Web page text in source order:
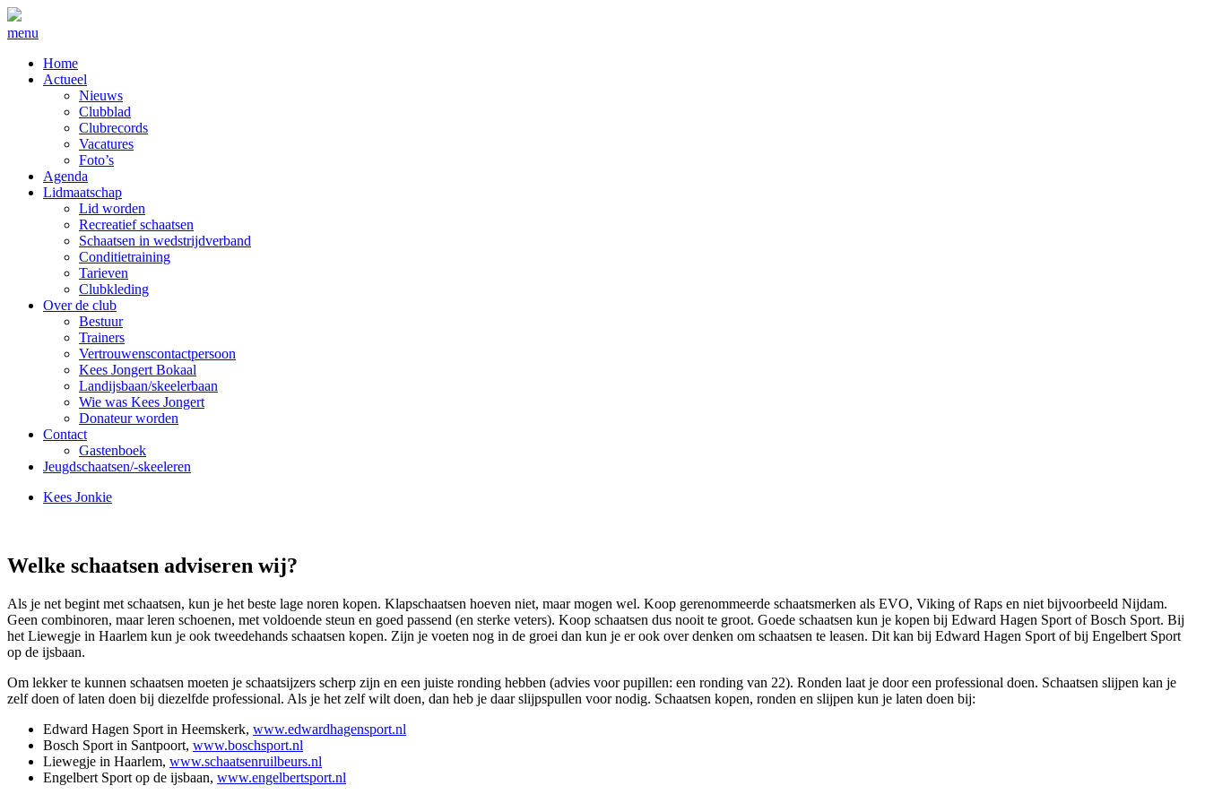
menu
Home
Actueel
Nieuws
Clubblad
Clubrecords
Vacatures
Foto’s
Agenda
Lidmaatschap
Lid worden
Recreatief schaatsen
Schaatsen in wedstrijdverband
Conditietraining
Tarieven
Clubkleding
Over de club
Bestuur
Trainers
Vertrouwenscontactpersoon
Kees Jongert Bokaal
Landijsbaan/skeelerbaan
Wie was Kees Jongert
Donateur worden
Contact
Gastenboek
Jeugdschaatsen/-skeeleren
Kees Jonkie
Welke schaatsen adviseren wij?
Als je net begint met schaatsen, kun je het beste lage noren kopen. Klapschaatsen hoeven niet, maar mogen wel. Koop gerenommeerde schaatsmerken als EVO, Viking of Raps en niet bijvoorbeeld Nijdam.
Geen combinoren, maar leren schoenen, met voldoende steun en goed passend (en sterke veters). Koop schaatsen dus nooit te groot. Goede schaatsen kun je kopen bij Edward Hagen Sport of Bosch Sport. Bij
het Liewegje in Haarlem kun je ook tweedehands schaatsen kopen. Zijn je voeten nog in de groei dan kun je er ook over denken om schaatsen te leasen. Dit kan bij Edward Hagen Sport of bij Engelbert Sport
op de ijsbaan.
Om lekker te kunnen schaatsen moeten je schaatsijzers scherp zijn en een juiste ronding hebben (advies voor pupillen: een ronding van 22). Ronden laat je door een professional doen. Schaatsen slijpen kan je
zelf doen of laten doen bij diezelfde professional. Als je het zelf wilt doen, dan heb je daar slijpspullen voor nodig. Schaatsen kopen, ronden en slijpen kun je laten doen bij:
Edward Hagen Sport in Heemskerk, www.edwardhagensport.nl
Bosch Sport in Santpoort, www.boschsport.nl
Liewegje in Haarlem, www.schaatsenruilbeurs.nl
Engelbert Sport op de ijsbaan, www.engelbertsport.nl